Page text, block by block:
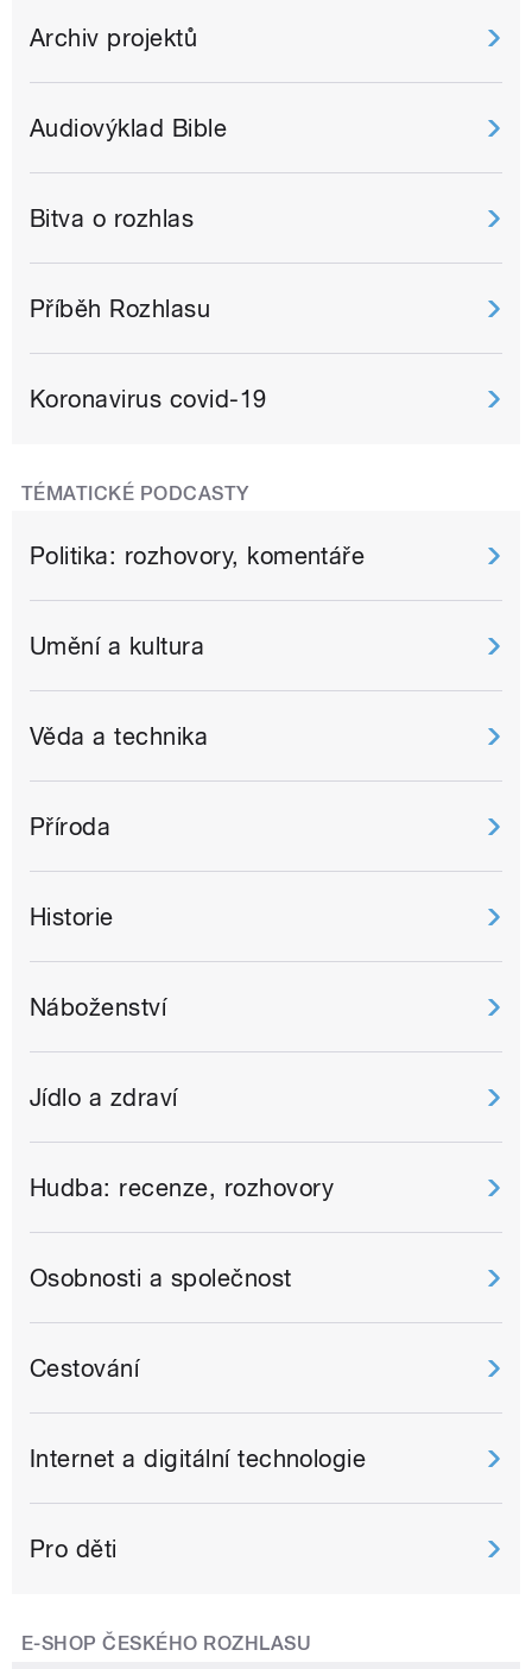
Archiv projektů
Audiovýklad Bible
Bitva o rozhlas
Příběh Rozhlasu
Koronavirus covid-19
TÉMATICKÉ PODCASTY
Politika: rozhovory, komentáře
Umění a kultura
Věda a technika
Příroda
Historie
Náboženství
Jídlo a zdraví
Hudba: recenze, rozhovory
Osobnosti a společnost
Cestování
Internet a digitální technologie
Pro děti
E-SHOP ČESKÉHO ROZHLASU